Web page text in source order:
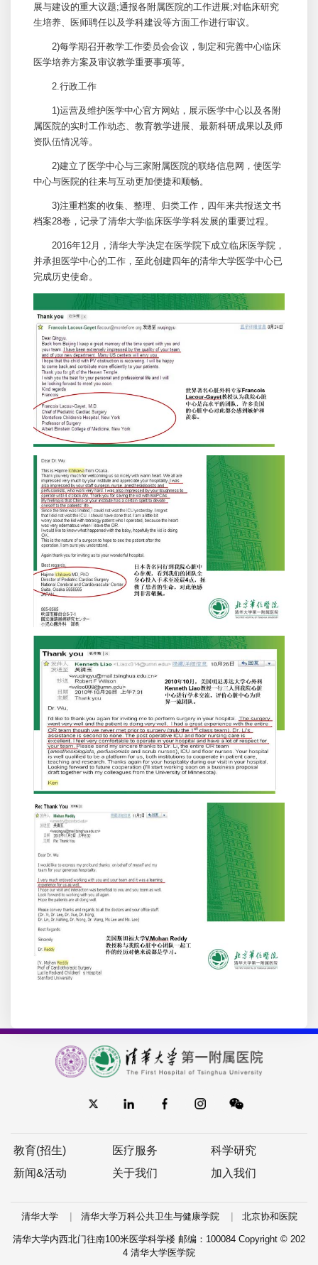
展与建设的重大议题;通报各附属医院的工作进展;对临床研究
生培养、医师聘任以及学科建设等方面工作进行审议。
2)每学期召开教学工作委员会会议，制定和完善中心临床
医学培养方案及审议教学重要事项等。
2.行政工作
1)运营及维护医学中心官方网站，展示医学中心以及各附
属医院的实时工作动态、教育教学进展、最新科研成果以及师
资队伍情况等。
2)建立了医学中心与三家附属医院的联络信息网，使医学
中心与医院的往来与互动更加便捷和顺畅。
3)注重档案的收集、整理、归类工作，四年来共报送文书
档案28卷，记录了清华大学临床医学学科发展的重要过程。
2016年12月，清华大学决定在医学院下成立临床医学院，
并承担医学中心的工作，至此创建四年的清华大学医学中心已
完成历史使命。
教育(招生) 医疗服务
科学研究
新闻&活动
关于我们 加入我们
清华大学内西北门往南100米医学科学楼 邮编：100084 Copyright © 202
4 清华大学医学院
清华大学 | 清华大学万科公共卫生与健康学院 | 北京协和医院